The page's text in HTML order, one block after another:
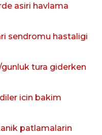
asiri havlama
sendromu hastaligi
tura giderken
icin bakim
patlamalarin